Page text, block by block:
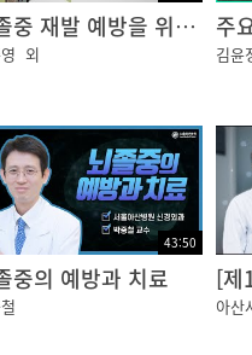
영상의학과 뇌졸중 재발 예방을 위한 건강관리
외
주
김윤
43:50
중의 예방과 치료
아산